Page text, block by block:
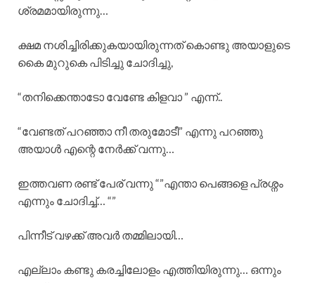
ശ്രമമായിരുന്നു…
ക്ഷമ നശിച്ചിരിക്കുകയായിരുന്നത് കൊണ്ടു അയാളുടെ
കൈ മുറുകെ പിടിച്ചു ചോദിച്ചു,
“തനിക്കെന്താടോ വേണ്ടേ കിളവാ ” എന്ന്..
“വേണ്ടത് പറഞ്ഞാ നീ തരുമോടീ” എന്നു പറഞ്ഞു
അയാൾ എന്റെ നേർക്ക് വന്നു…
ഇത്തവണ രണ്ട് പേര് വന്നു “”എന്താ പെങ്ങളെ പ്രശ്നം
എന്നും ചോദിച്ച്… “”
പിന്നീട് വഴക്ക് അവർ തമ്മിലായി…
എല്ലാം കണ്ടു കരച്ചിലോളം എത്തിയിരുന്നു… ഒന്നും